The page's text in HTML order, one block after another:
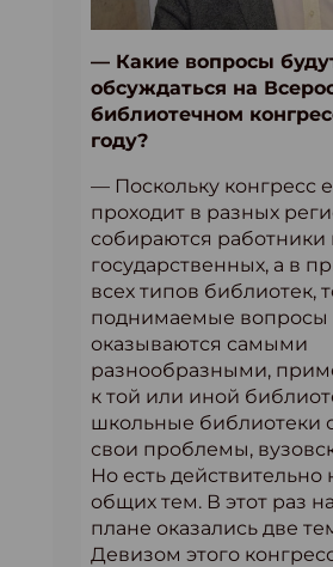
— Какие вопросы
обсуждаться на
библиотечном
году?
— Поскольку конгресс
проходит в разных
собираются работники
государственных, а в
всех типов библиотек,
поднимаемые вопросы
оказываются самыми
разнообразными,
к той или иной
школьные библиотеки
свои проблемы,
Но есть действительно
общих тем. В этот раз
плане оказались две
Девизом этого